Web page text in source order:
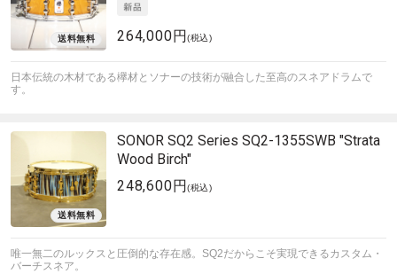
264,000円(税込)
日本伝統の木材である欅材とソナーの技術が融合した至高のスネアドラムで
す。
SONOR SQ2 Series SQ2-1355SWB "Strata
Wood Birch"
248,600円(税込)
唯一無二のルックスと圧倒的な存在感。SQ2だからこそ実現できるカスタム・
バーチスネア。